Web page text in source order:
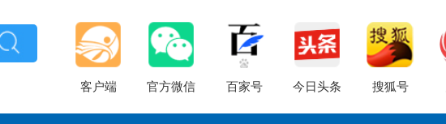
客户端 官方微信 百家号 今日头条 搜狐号